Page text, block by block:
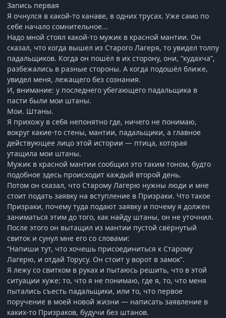
Запись первая
Я очнулся в какой-то канаве, в одних трусах. Уже само по
себе начало сомнительное...
Надо мной стоял какой-то мужик в красной мантии. Он
сказал, что когда вышел из Старого Лагеря, то увидел толпу
падальщиков. Когда он пошёл в их сторону, они, “кудахча”,
разбежались в разные стороны. А когда подошёл ближе,
увидел меня, лежащего без сознания.
И, внимание: у последнего убегающего падальщика в
пасти были мои штаны.
Мои. Штаны.
Я прихожу в себя непонятно где, ничего не понимаю,
вокруг какие-то стены, мантии, падальщики, а главное
действующее лицо этой истории — птица, которая
утащила мои штаны.
Мужик в красной мантии сообщил это таким тоном, будто
подобное здесь происходит каждый второй день.
Потом он сказал, что Старому Лагерю нужны люди и мне
стоит подать заявку на вступление в Призраки. Что такое
Призраки, почему туда подают заявку и почему я должен
заниматься этим до того, как найду штаны, он не уточнил.
После этого он вытащил из мантии пустой свёрнутый
свиток и сунул мне его со словами:
“Напиши тут, что хочешь присоединиться к Старому
Лагерю, и отдай Торусу. Он стоит у ворот в замок”.
Я лежу со свитком в руках и пытаюсь решить, что в этой
ситуации хуже: то, что я не понимаю, где я, то, что меня
пытались съесть падальщики, или то, что первое
поручение в моей новой жизни — написать заявление в
каких-то Призраков, будучи без штанов.